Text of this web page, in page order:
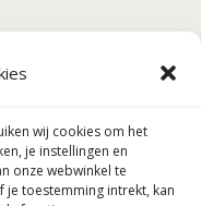
wij cookies om het
je instellingen en
onze webwinkel te
je toestemming intrekt, kan
Desktop